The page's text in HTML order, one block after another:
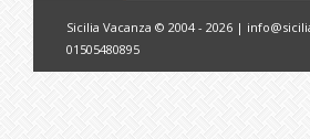
Sicilia Vacanza © 2004 - 2026 |
01505480895